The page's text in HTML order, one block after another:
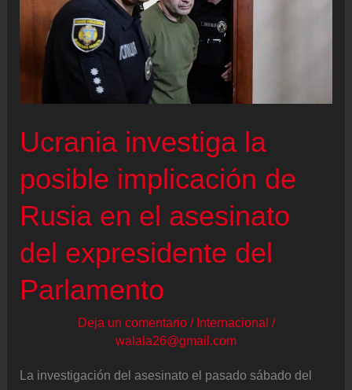
Ucrania investiga la
posible implicación de
Rusia en el asesinato
del expresidente del
Parlamento
Deja un comentario / Internacional /
walala26@gmail.com
La investigación del asesinato el pasado sábado del